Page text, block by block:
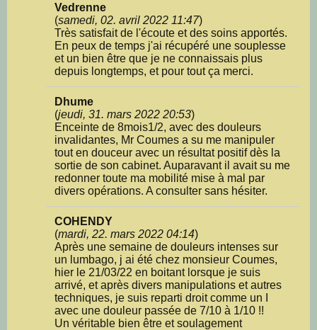
Vedrenne
(samedi, 02. avril 2022 11:47)
Très satisfait de l'écoute et des soins apportés.
En peux de temps j'ai récupéré une souplesse
et un bien être que je ne connaissais plus
depuis longtemps, et pour tout ça merci.
Dhume
(jeudi, 31. mars 2022 20:53)
Enceinte de 8mois1/2, avec des douleurs
invalidantes, Mr Coumes a su me manipuler
tout en douceur avec un résultat positif dès la
sortie de son cabinet. Auparavant il avait su me
redonner toute ma mobilité mise à mal par
divers opérations. A consulter sans hésiter.
COHENDY
(mardi, 22. mars 2022 04:14)
Après une semaine de douleurs intenses sur
un lumbago, j ai été chez monsieur Coumes,
hier le 21/03/22 en boitant lorsque je suis
arrivé, et après divers manipulations et autres
techniques, je suis reparti droit comme un I
avec une douleur passée de 7/10 à 1/10 !!
Un véritable bien être et soulagement